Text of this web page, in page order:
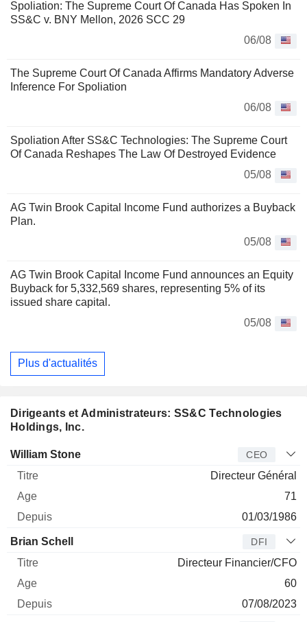
Spoliation: The Supreme Court Of Canada Has Spoken In
SS&C v. BNY Mellon, 2026 SCC 29
06/08
The Supreme Court Of Canada Affirms Mandatory Adverse
Inference For Spoliation
06/08
Spoliation After SS&C Technologies: The Supreme Court
Of Canada Reshapes The Law Of Destroyed Evidence
05/08
AG Twin Brook Capital Income Fund authorizes a Buyback
Plan.
05/08
AG Twin Brook Capital Income Fund announces an Equity
Buyback for 5,332,569 shares, representing 5% of its
issued share capital.
05/08
Plus d'actualités
Dirigeants et Administrateurs: SS&C Technologies
Holdings, Inc.
Dirigeant Titre
William Stone CEO
Directeur Général
71
01/03/1986
Brian Schell DFI
Directeur Financier/CFO
60
07/08/2023